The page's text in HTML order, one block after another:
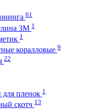
61
3М 1
1
коралловые 9
22
для пленок 1
скотч 13